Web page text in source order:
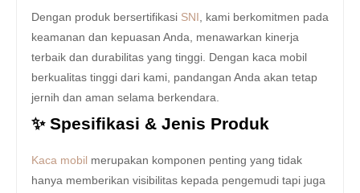
Dengan produk bersertifikasi SNI
, kami berkomitmen pada
keamanan dan kepuasan Anda, menawarkan kinerja
terbaik dan durabilitas yang tinggi. Dengan kaca mobil
berkualitas tinggi dari kami, pandangan Anda akan tetap
jernih dan aman selama berkendara.
✨ Spesifikasi & Jenis Produk
Kaca mobil merupakan komponen penting yang tidak
hanya memberikan visibilitas kepada pengemudi tapi juga